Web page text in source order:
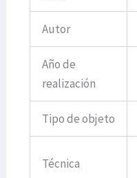
Autor
Año de
realización
Tipo de objeto
Técnica